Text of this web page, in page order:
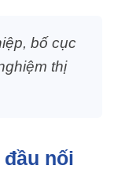
bố cục
thị
nối